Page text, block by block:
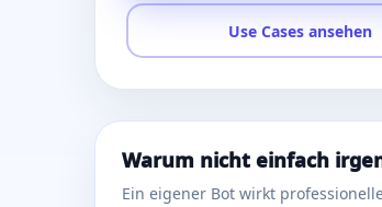
Use Cases ansehen
Warum nicht einfach
Ein eigener Bot wirkt